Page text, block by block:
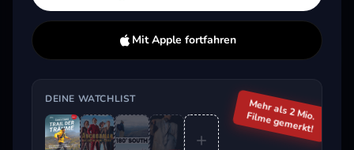
Mit Apple fortfahren
DEINE WATCHLIST Mehr als 2 Mio.
Filme gemerkt!